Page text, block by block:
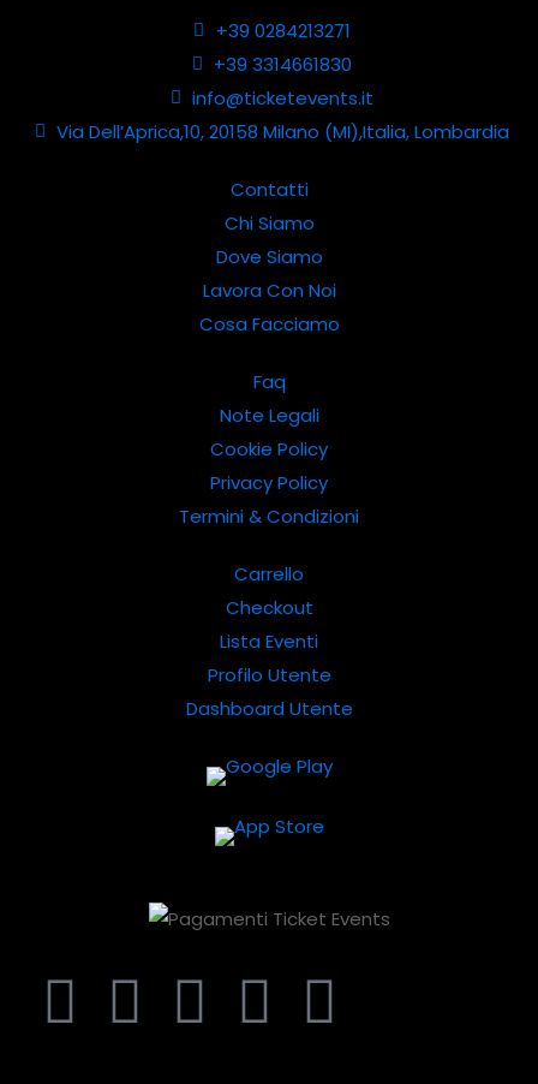
+39 0284213271
+39 3314661830
info@ticketevents.it
Via Dell’Aprica,10, 20158 Milano (MI),Italia, Lombardia
Contatti
Chi Siamo
Dove Siamo
Lavora Con Noi
Cosa Facciamo
Faq
Note Legali
Cookie Policy
Privacy Policy
Termini & Condizioni
Carrello
Checkout
Lista Eventi
Profilo Utente
Dashboard Utente